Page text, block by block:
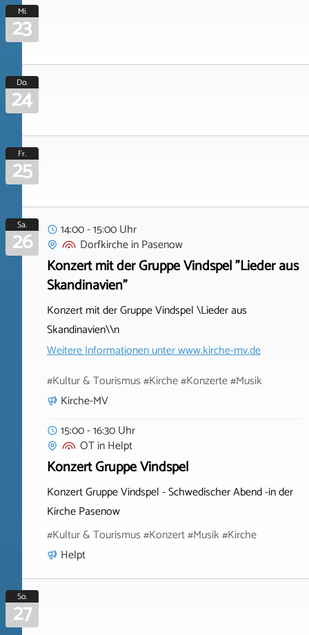
Mi.
23
Do.
24
Fr.
25
Sa.
26
14:00 - 15:00 Uhr
DorfkircheinPasenow
Konzert mit der Gruppe Vindspel "Lieder aus
Skandinavien"
Konzert mit der Gruppe Vindspel \Lieder aus
Skandinavien\\n
Weitere Informationen unterwww.kirche-mv.de
#Kultur & Tourismus #Kirche #Konzerte #Musik
Kirche-MV
15:00 - 16:30 Uhr
OTinHelpt
Konzert Gruppe Vindspel
Konzert Gruppe Vindspel - Schwedischer Abend -in der
Kirche Pasenow
#Kultur & Tourismus #Konzert #Musik #Kirche
Helpt
So.
27